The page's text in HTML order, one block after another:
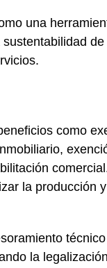
una
como
la producción
la